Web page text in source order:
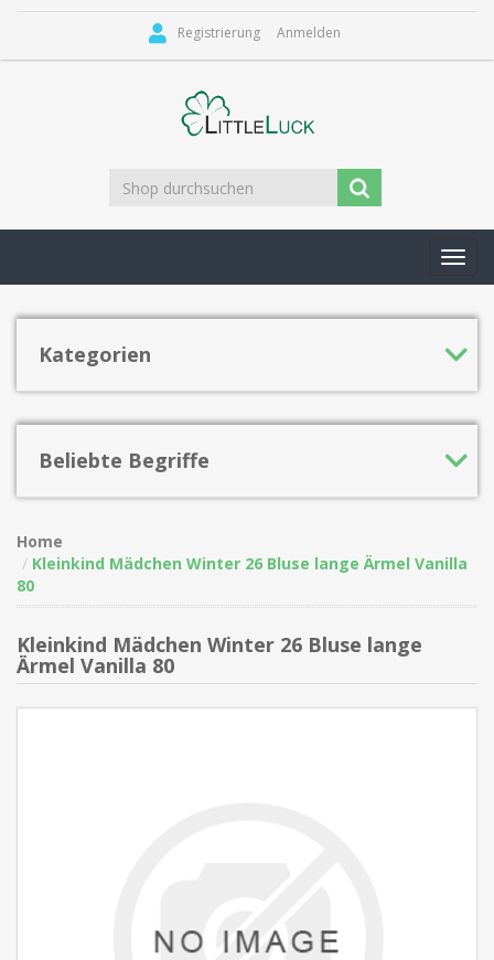
Registrierung Anmelden
Kategorien
Beliebte Begriffe
Home
Kleinkind Mädchen Winter 26 Bluse lange Ärmel Vanilla
80
Kleinkind Mädchen Winter 26 Bluse lange
Ärmel Vanilla 80